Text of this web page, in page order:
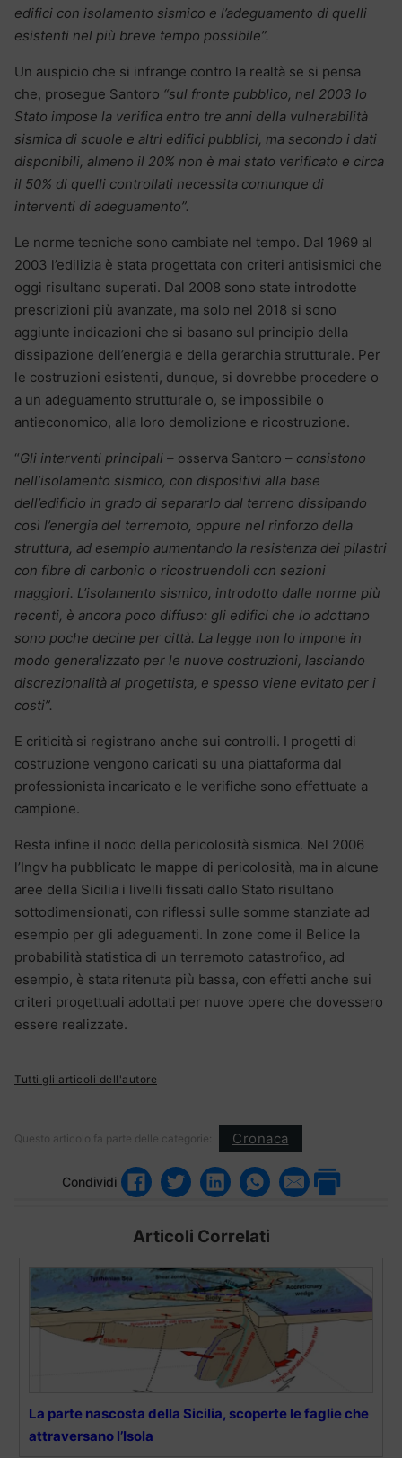
edifici con isolamento sismico e l’adeguamento di quelli
esistenti nel più breve tempo possibile”.
Un auspicio che si infrange contro la realtà se si pensa
che, prosegue Santoro “sul fronte pubblico, nel 2003 lo
Stato impose la verifica entro tre anni della vulnerabilità
sismica di scuole e altri edifici pubblici, ma secondo i dati
disponibili, almeno il 20% non è mai stato verificato e circa
il 50% di quelli controllati necessita comunque di
interventi di adeguamento”.
Le norme tecniche sono cambiate nel tempo. Dal 1969 al
2003 l’edilizia è stata progettata con criteri antisismici che
oggi risultano superati. Dal 2008 sono state introdotte
prescrizioni più avanzate, ma solo nel 2018 si sono
aggiunte indicazioni che si basano sul principio della
dissipazione dell’energia e della gerarchia strutturale. Per
le costruzioni esistenti, dunque, si dovrebbe procedere o
a un adeguamento strutturale o, se impossibile o
antieconomico, alla loro demolizione e ricostruzione.
“Gli interventi principali – osserva Santoro – consistono
nell’isolamento sismico, con dispositivi alla base
dell’edificio in grado di separarlo dal terreno dissipando
così l’energia del terremoto, oppure nel rinforzo della
struttura, ad esempio aumentando la resistenza dei pilastri
con fibre di carbonio o ricostruendoli con sezioni
maggiori. L’isolamento sismico, introdotto dalle norme più
recenti, è ancora poco diffuso: gli edifici che lo adottano
sono poche decine per città. La legge non lo impone in
modo generalizzato per le nuove costruzioni, lasciando
discrezionalità al progettista, e spesso viene evitato per i
costi”.
E criticità si registrano anche sui controlli. I progetti di
costruzione vengono caricati su una piattaforma dal
professionista incaricato e le verifiche sono effettuate a
campione.
Resta infine il nodo della pericolosità sismica. Nel 2006
l’Ingv ha pubblicato le mappe di pericolosità, ma in alcune
aree della Sicilia i livelli fissati dallo Stato risultano
sottodimensionati, con riflessi sulle somme stanziate ad
esempio per gli adeguamenti. In zone come il Belice la
probabilità statistica di un terremoto catastrofico, ad
esempio, è stata ritenuta più bassa, con effetti anche sui
criteri progettuali adottati per nuove opere che dovessero
essere realizzate.
Tutti gli articoli dell'autore
Questo articolo fa parte delle categorie: Cronaca
Condividi
Articoli Correlati
La parte nascosta della Sicilia, scoperte le faglie che
attraversano l’Isola